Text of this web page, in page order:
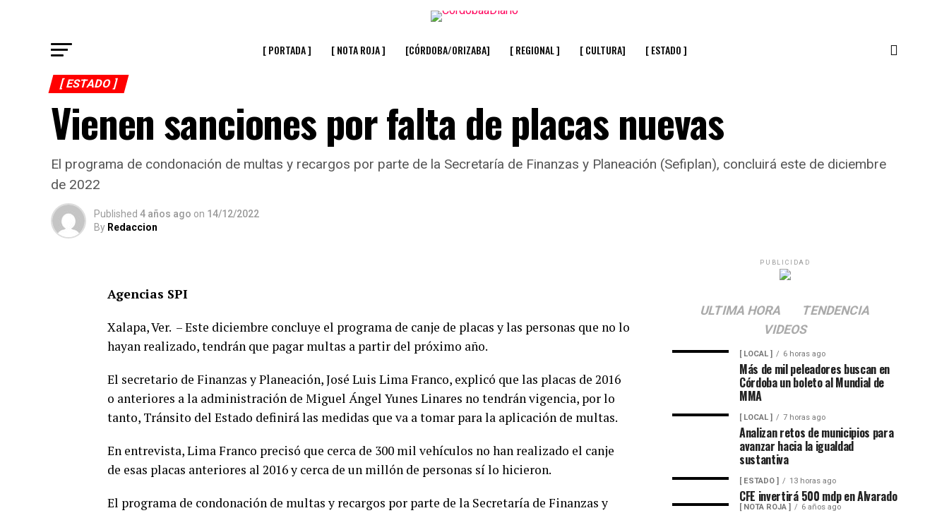
[ PORTADA ] [ NOTA ROJA ] [CÓRDOBA/ORIZABA] [ REGIONAL ] [ CULTURA] [ ESTADO ]
[ ESTADO ]
Vienen sanciones por falta de placas nuevas
El programa de condonación de multas y recargos por parte de la Secretaría de Finanzas y Planeación (Sefiplan), concluirá este de diciembre
de 2022
Published 4 años ago on 14/12/2022
By Redaccion
Agencias SPI
Xalapa, Ver. – Este diciembre concluye el programa de canje de placas y las personas que no lo
hayan realizado, tendrán que pagar multas a partir del próximo año.
El secretario de Finanzas y Planeación, José Luis Lima Franco, explicó que las placas de 2016
o anteriores a la administración de Miguel Ángel Yunes Linares no tendrán vigencia, por lo
tanto, Tránsito del Estado definirá las medidas que va a tomar para la aplicación de multas.
En entrevista, Lima Franco precisó que cerca de 300 mil vehículos no han realizado el canje
de esas placas anteriores al 2016 y cerca de un millón de personas sí lo hicieron.
El programa de condonación de multas y recargos por parte de la Secretaría de Finanzas y
PUBLICIDAD
ULTIMA HORA
TENDENCIA
VIDEOS
[ LOCAL ] 6 horas ago
Más de mil peleadores buscan en
Córdoba un boleto al Mundial de
MMA
[ LOCAL ] 7 horas ago
Analizan retos de municipios para
avanzar hacia la igualdad
sustantiva
[ ESTADO ] 13 horas ago
CFE invertirá 500 mdp en Alvarado
[ NOTA ROJA ] 6 años ago